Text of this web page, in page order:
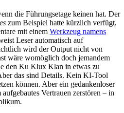
die Führungsetage keinen hat. Der
zum Beispiel hatte kürzlich verfügt,
mit einem Werkzeug namens
Leser automatisch auf
wird der Output nicht von
wäre womöglich doch jemandem
den Ku Klux Klan in etwas zu
das sind Details. Kein KI-Tool
können. Aber ein gedankenloser
Vertrauen zerstören – in